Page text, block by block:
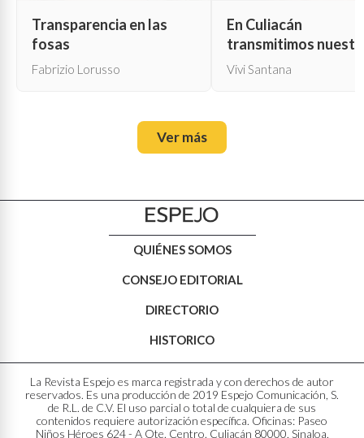
Transparencia en las
fosas
Fabrizio Lorusso
En Culiacán
transmitimos
propia muerte
Vivi Santana
Ver más
QUIÉNES SOMOS
CONSEJO EDITORIAL
DIRECTORIO
HISTORICO
La Revista Espejo es marca registrada y con derechos de autor
reservados. Es una producción de 2019 Espejo Comunicación, S.
de R.L. de C.V. El uso parcial o total de cualquiera de sus
contenidos requiere autorización específica. Oficinas: Paseo
Niños Héroes 624 - A Ote. Centro. Culiacán 80000, Sinaloa,